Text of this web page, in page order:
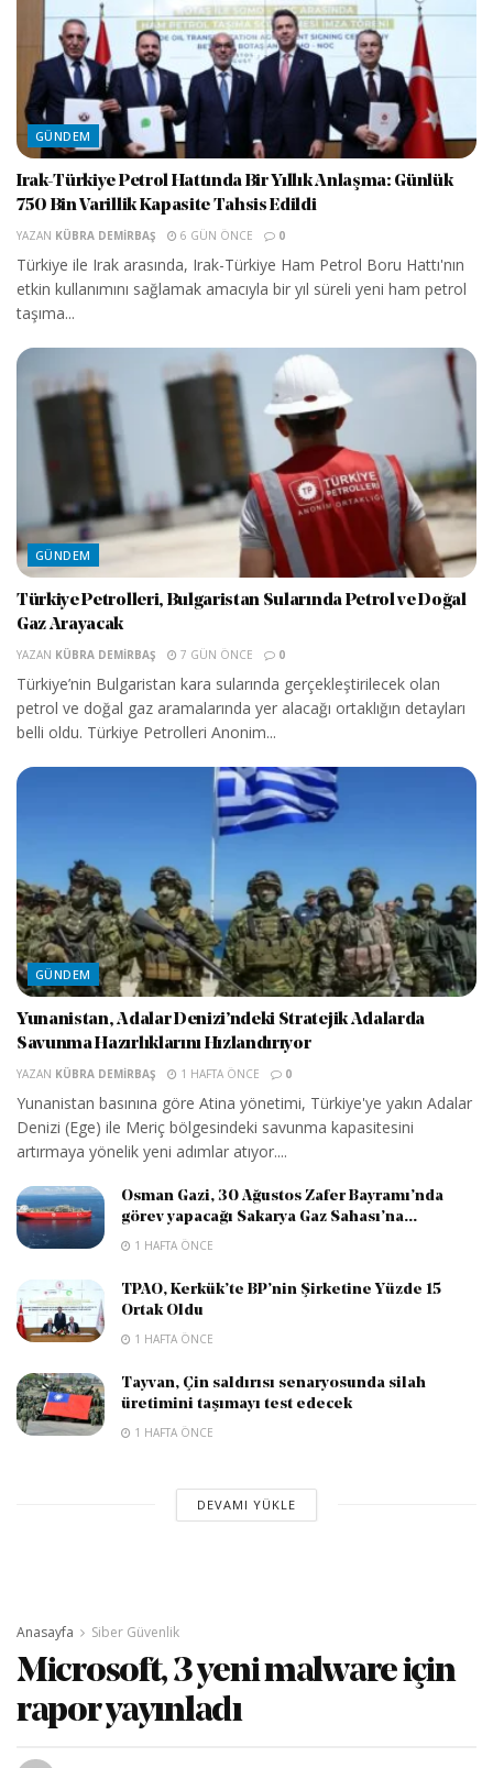
GÜNDEM
Irak-Türkiye Petrol Hattında Bir Yıllık Anlaşma: Günlük
750 Bin Varillik Kapasite Tahsis Edildi
YAZAN KÜBRA DEMIRBAŞ 6 GÜN ÖNCE 0
Türkiye ile Irak arasında, Irak-Türkiye Ham Petrol Boru Hattı'nın
etkin kullanımını sağlamak amacıyla bir yıl süreli yeni ham petrol
taşıma...
GÜNDEM
Türkiye Petrolleri, Bulgaristan Sularında Petrol ve Doğal
Gaz Arayacak
YAZAN KÜBRA DEMIRBAŞ 7 GÜN ÖNCE 0
Türkiye’nin Bulgaristan kara sularında gerçekleştirilecek olan
petrol ve doğal gaz aramalarında yer alacağı ortaklığın detayları
belli oldu. Türkiye Petrolleri Anonim...
GÜNDEM
Yunanistan, Adalar Denizi’ndeki Stratejik Adalarda
Savunma Hazırlıklarını Hızlandırıyor
YAZAN KÜBRA DEMIRBAŞ 1 HAFTA ÖNCE 0
Yunanistan basınına göre Atina yönetimi, Türkiye'ye yakın Adalar
Denizi (Ege) ile Meriç bölgesindeki savunma kapasitesini
artırmaya yönelik yeni adımlar atıyor....
Osman Gazi, 30 Ağustos Zafer Bayramı’nda
görev yapacağı Sakarya Gaz Sahası’na...
1 HAFTA ÖNCE
TPAO, Kerkük’te BP’nin Şirketine Yüzde 15
Ortak Oldu
1 HAFTA ÖNCE
Tayvan, Çin saldırısı senaryosunda silah
üretimini taşımayı test edecek
1 HAFTA ÖNCE
DEVAMI YÜKLE
Anasayfa Siber Güvenlik
Microsoft, 3 yeni malware için
rapor yayınladı